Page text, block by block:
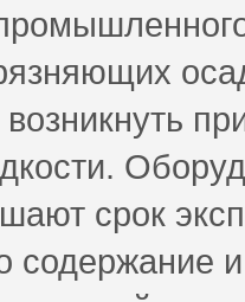
срок
содержание